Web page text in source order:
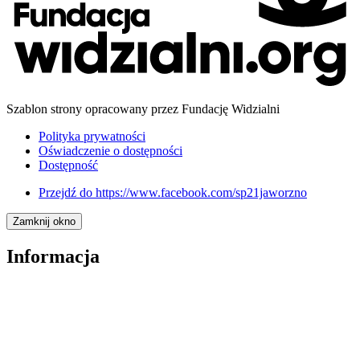
Szablon strony opracowany przez Fundację Widzialni
Polityka prywatności
Oświadczenie o dostępności
Dostępność
Przejdź do https://www.facebook.com/sp21jaworzno
Zamknij okno
Informacja